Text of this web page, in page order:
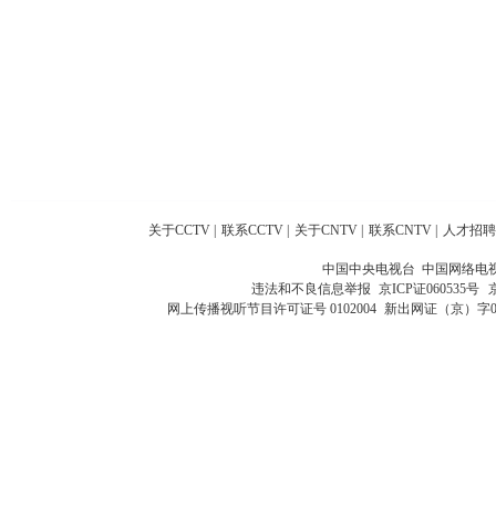
关于CCTV 联系CCTV 关于CNTV 联系CNTV 人才招聘
中国中央电视台 中国网络电
违法和不良信息举报 京ICP证060535号
网上传播视听节目许可证号 0102004 新出网证（京）